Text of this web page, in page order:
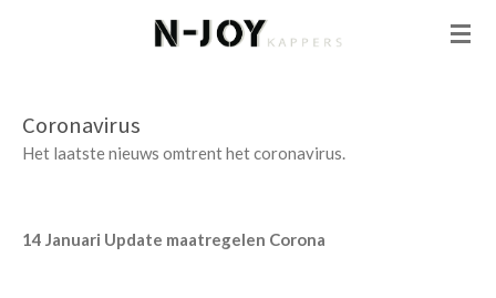
hoofdinhoud
Coronavirus
Het laatste nieuws omtrent het coronavirus.
14 Januari Update maatregelen Corona